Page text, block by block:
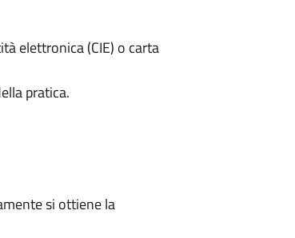
elettronica (CIE) o carta
pratica.
si ottiene la